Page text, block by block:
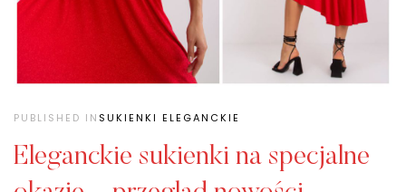
PUBLISHED IN SUKIENKI ELEGANCKIE
Eleganckie sukienki na specjalne